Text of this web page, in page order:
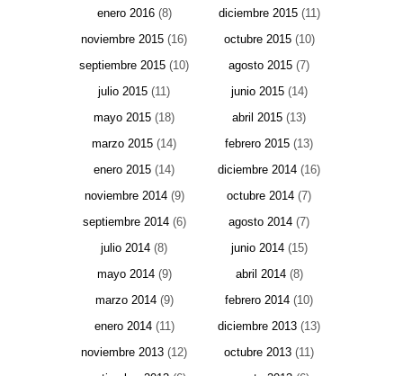
enero 2016(8) diciembre 2015(11)
noviembre 2015 (16) octubre 2015(10)
septiembre 2015 (10) agosto 2015 (7)
julio 2015 (11) junio 2015(14)
mayo 2015 (18) abril 2015 (13)
marzo 2015 (14) febrero 2015 (13)
enero 2015 (14) diciembre 2014 (16)
noviembre 2014(9) octubre 2014 (7)
septiembre 2014(6) agosto 2014 (7)
julio 2014 (8) junio 2014(15)
mayo 2014(9) abril 2014(8)
marzo 2014(9) febrero 2014 (10)
enero 2014(11) diciembre 2013 (13)
noviembre 2013 (12) octubre 2013 (11)